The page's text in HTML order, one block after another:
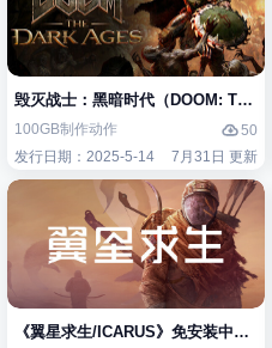
毁灭战士：黑暗时代（DOOM: The
100GB制作动作
50
发行日期：2025-5-14
7月31日 更新
《翼星求生/ICARUS》免安装中文版